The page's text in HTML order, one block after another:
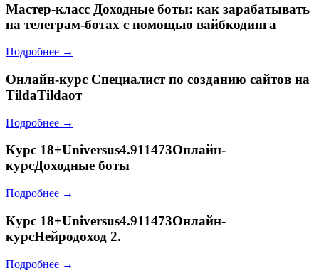
Мастер-класс Доходные боты: как зарабатывать
на телеграм-ботах с помощью вайбкодинга
Подробнее →
Онлайн-курс Специалист по созданию сайтов на
TildaTildaот
Подробнее →
Курс 18+Universus4.911473Онлайн-
курсДоходные боты
Подробнее →
Курс 18+Universus4.911473Онлайн-
курсНейродоход 2.
Подробнее →